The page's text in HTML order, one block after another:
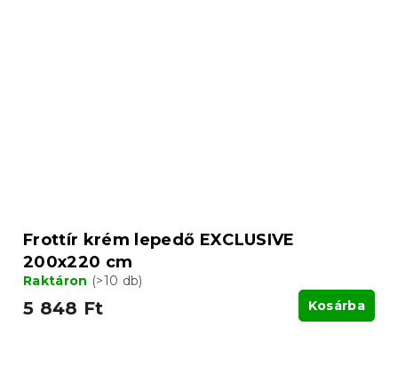
Frottír krém lepedő EXCLUSIVE
200x220 cm
Raktáron (>10 db)
5 848 Ft Kosárba